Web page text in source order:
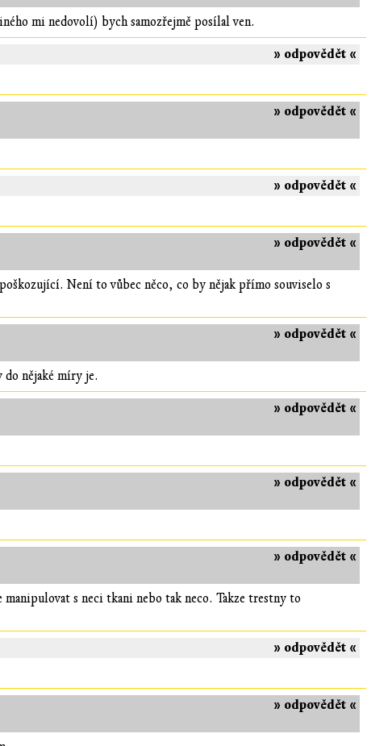
mi nedovolí) bych samozřejmě posílal ven.
» odpovědět «
» odpovědět «
» odpovědět «
» odpovědět «
Není to vůbec něco, co by nějak přímo souviselo s
» odpovědět «
nějaké míry je.
» odpovědět «
» odpovědět «
» odpovědět «
manipulovat s neci tkani nebo tak neco. Takze trestny to
» odpovědět «
» odpovědět «